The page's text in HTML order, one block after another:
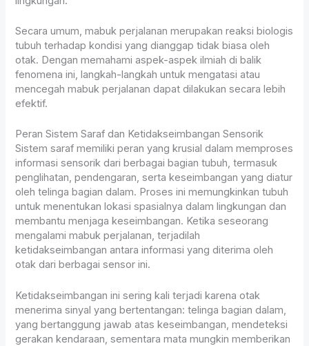
Secara umum, mabuk perjalanan merupakan reaksi biologis
tubuh terhadap kondisi yang dianggap tidak biasa oleh
otak. Dengan memahami aspek-aspek ilmiah di balik
fenomena ini, langkah-langkah untuk mengatasi atau
mencegah mabuk perjalanan dapat dilakukan secara lebih
efektif.
Peran Sistem Saraf dan Ketidakseimbangan Sensorik
Sistem saraf memiliki peran yang krusial dalam memproses
informasi sensorik dari berbagai bagian tubuh, termasuk
penglihatan, pendengaran, serta keseimbangan yang diatur
oleh telinga bagian dalam. Proses ini memungkinkan tubuh
untuk menentukan lokasi spasialnya dalam lingkungan dan
membantu menjaga keseimbangan. Ketika seseorang
mengalami mabuk perjalanan, terjadilah
ketidakseimbangan antara informasi yang diterima oleh
otak dari berbagai sensor ini.
Ketidakseimbangan ini sering kali terjadi karena otak
menerima sinyal yang bertentangan: telinga bagian dalam,
yang bertanggung jawab atas keseimbangan, mendeteksi
gerakan kendaraan, sementara mata mungkin memberikan